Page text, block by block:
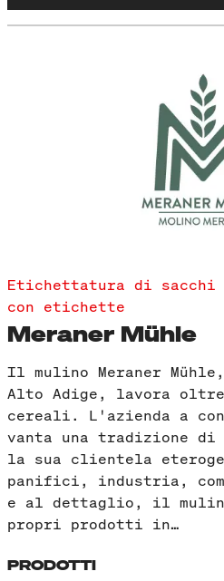
Etichettatura di
con etichette
Meraner Mühle
Il mulino Meraner
Alto Adige, lavora
cereali. L'azienda a
vanta una tradizione
la sua clientela
panifici, industria,
e al dettaglio, il
propri prodotti in…
PRODOTTI